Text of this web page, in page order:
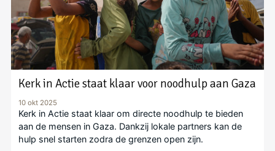
Kerk in Actie staat klaar voor noodhulp aan Gaza
10 okt 2025
Kerk in Actie staat klaar om directe noodhulp te bieden
aan de mensen in Gaza. Dankzij lokale partners kan de
hulp snel starten zodra de grenzen open zijn.